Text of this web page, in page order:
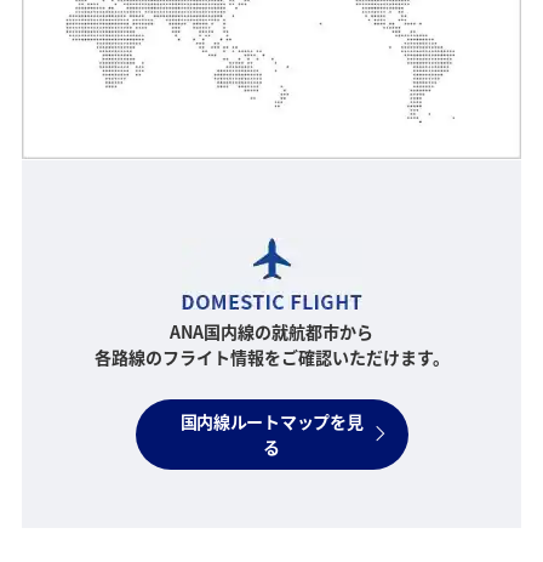
ANA国内線の就航都市から
各路線のフライト情報をご確認いただけます。
国内線ルートマップを見
る